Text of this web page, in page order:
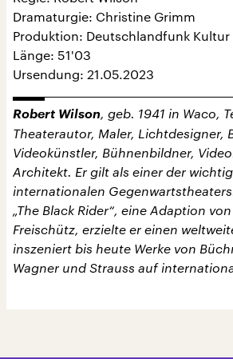
Dramaturgie: Christine Grimm
Produktion: Deutschlandfunk Kultur
Länge: 51'03
Ursendung: 21.05.2023
Robert Wilson, geb. 1941 in Waco,
Theaterautor, Maler, Lichtdesigner,
Videokünstler, Bühnenbildner,
Architekt. Er gilt als einer der
internationalen
„The Black Rider“, eine Adaption
Freischütz, erzielte er einen
inszeniert bis heute Werke von
Wagner und Strauss auf